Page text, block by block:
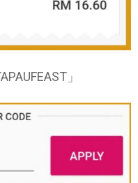
」